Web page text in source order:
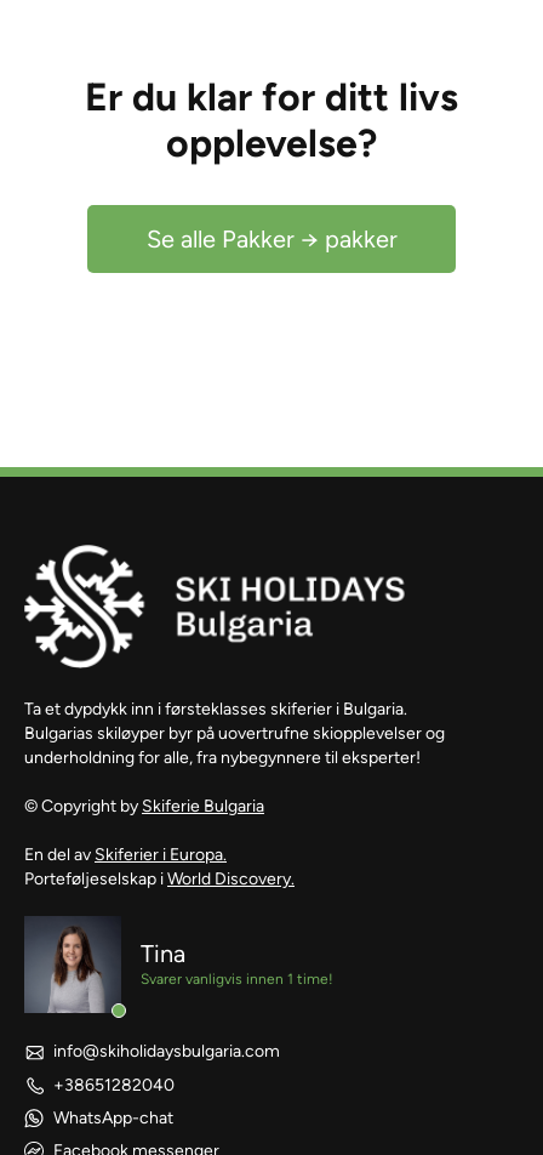
Er du klar for ditt livs
opplevelse?
Se alle Pakker → pakker
Ta et dypdykk inn i førsteklasses skiferier i Bulgaria.
Bulgarias skiløyper byr på uovertrufne skiopplevelser og
underholdning for alle, fra nybegynnere til eksperter!
© Copyright by Skiferie Bulgaria
En del av Skiferier i Europa.
Porteføljeselskap iWorld Discovery.
Tina
Svarer vanligvis innen 1 time!
info@skiholidaysbulgaria.com
+38651282040
WhatsApp-chat